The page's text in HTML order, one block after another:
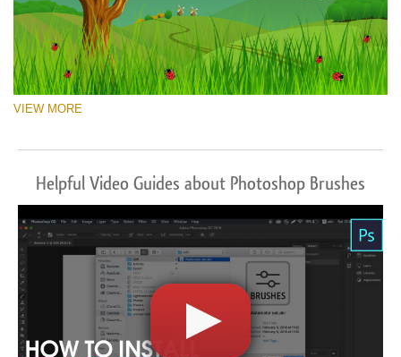
VIEW MORE
Helpful Video Guides about Photoshop Brushes